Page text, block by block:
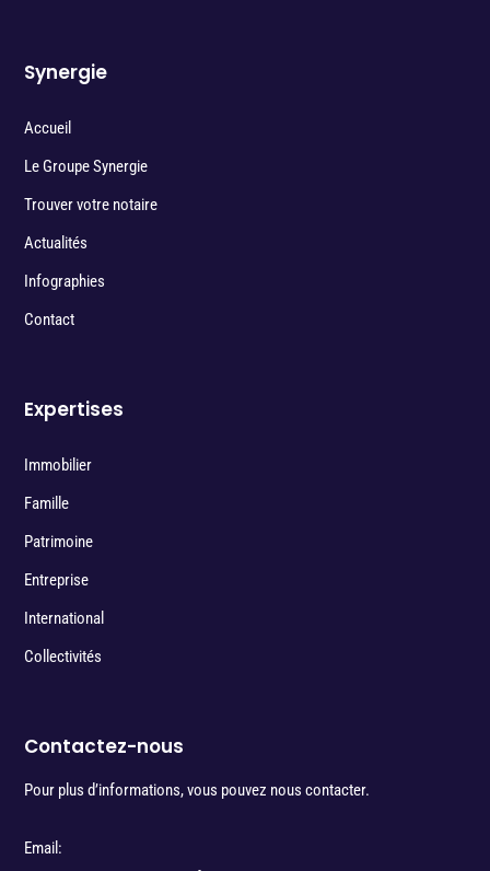
Synergie
Accueil
Le Groupe Synergie
Trouver votre notaire
Actualités
Infographies
Contact
Expertises
Immobilier
Famille
Patrimoine
Entreprise
International
Collectivités
Contactez-nous
Pour plus d’informations, vous pouvez nous contacter.
Email: